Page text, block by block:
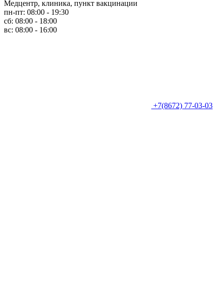
Медцентр, клиника, пункт вакцинации
пн-пт: 08:00 - 19:30
сб: 08:00 - 18:00
вс: 08:00 - 16:00
+7(8672) 77-03-03